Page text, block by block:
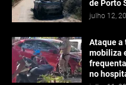
de Porto
julho 12,
Ataque a
mobiliza
no